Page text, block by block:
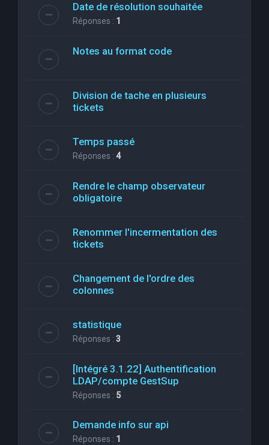
Date de résolution souhaitée
Réponses : 1
Notes au format code
Division de tache en plusieurs
tickets
Temps passé
Réponses : 4
Rendre le champ observateur
obligatoire
Renommer l'incermentation des
tickets
Changement de l'ordre des
colonnes
statistique
Réponses : 3
[Intégré 3.1.22] Authentification
LDAP/compte GestSup
Réponses : 5
Demande info sur api
Réponses : 1